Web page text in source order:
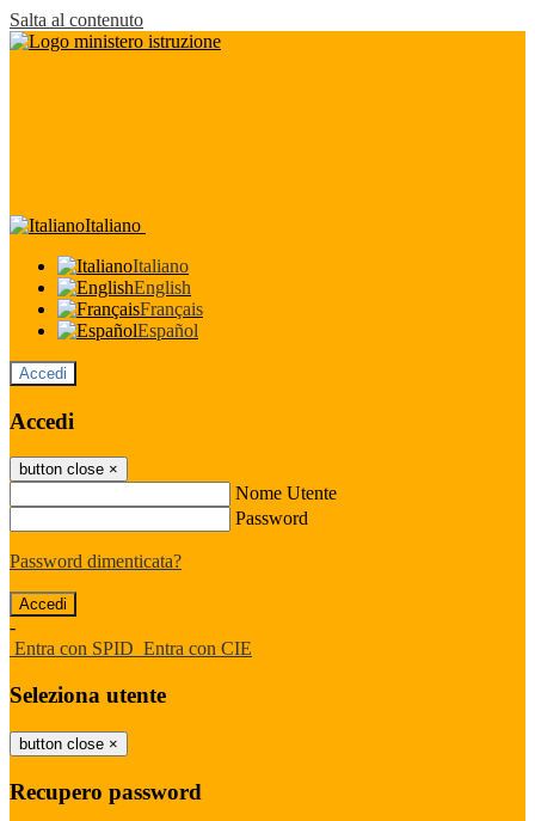
Salta al contenuto
Italiano
Italiano
English
Français
Español
Accedi
Accedi
button close ×
Nome Utente
Password
Password dimenticata?
-
Entra con SPID Entra con CIE
Seleziona utente
button close ×
Recupero password